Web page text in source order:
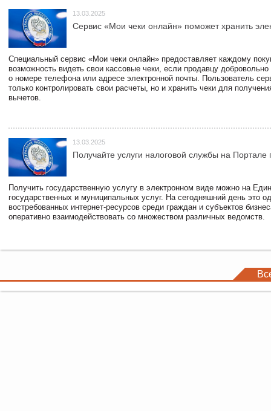
13.03.2025
Сервис «Мои чеки онлайн» поможет хранить
Специальный сервис «Мои чеки онлайн» предоставляет каждому
возможность видеть свои кассовые чеки, если продавцу
о номере телефона или адресе электронной почты. Пользователь
только контролировать свои расчеты, но и хранить чеки для
вычетов.
13.03.2025
Получайте услуги налоговой службы на Портале
Получить государственную услугу в электронном виде можно на
государственных и муниципальных услуг. На сегодняшний день это
востребованных интернет-ресурсов среди граждан и субъектов
оперативно взаимодействовать со множеством различных ведомств.